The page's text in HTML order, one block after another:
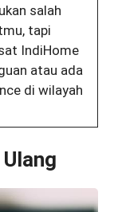
salah
tapi
IndiHome
atau ada
di wilayah